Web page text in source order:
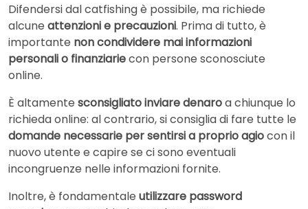
Difendersi dal catfishing è possibile, ma richiede
alcune attenzioni e precauzioni. Prima di tutto, è
importante non condividere mai informazioni
personali o finanziariecon persone sconosciute
online.
È altamente sconsigliato inviare denaroa chiunque lo
richieda online: al contrario, si consiglia di fare tutte le
domande necessarie per sentirsi a proprio agiocon il
nuovo utente e capire se ci sono eventuali
incongruenze nelle informazioni fornite.
Inoltre, è fondamentale utilizzare password